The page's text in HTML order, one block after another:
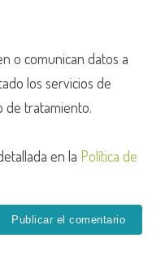
o comunican datos a
los servicios de
de tratamiento.
en la Política de